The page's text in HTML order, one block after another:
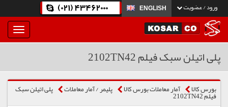
ورود / عضویت ENGLISH
(021) 43462000
بار
و
پلی اتیلن سبک فیلم 2102TN42
بورس کالا آمار معاملات بورس کالا پلیمر / آمار معاملات پلی اتیلن سبک
فیلم 2102TN42